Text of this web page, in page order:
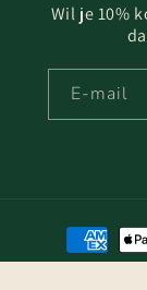
Wil je 10%
E‑mail